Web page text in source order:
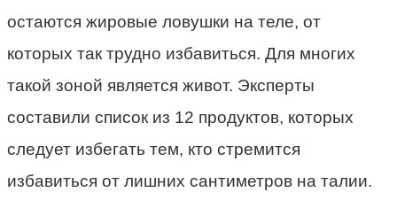
остаются жировые ловушки на теле, от
которых так трудно избавиться. Для многих
такой зоной является живот. Эксперты
составили список из 12 продуктов, которых
следует избегать тем, кто стремится
избавиться от лишних сантиметров на талии.